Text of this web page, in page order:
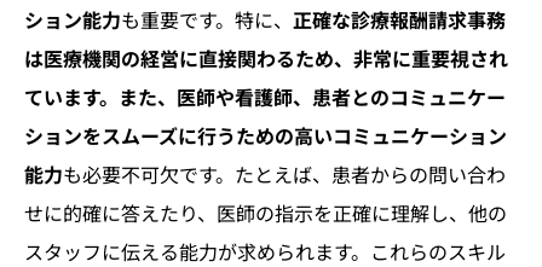
ション能力も重要です。特に、 正確な診療報酬請求事務
は医療機関の経営に直接関わるため、非常に重要視され
ています。また、医師や看護師、患者とのコミュニケー
ションをスムーズに行うための高いコミュニケーション
能力も必要不可欠です。たとえば、患者からの問い合わ
せに的確に答えたり、医師の指示を正確に理解し、他の
スタッフに伝える能力が求められます。これらのスキル